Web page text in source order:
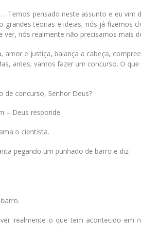
Temos pensado neste assunto e eu vim
grandes teorias e ideias, nós já fizemos
ver, nós realmente não precisamos mais
amor e justiça, balança a cabeça,
antes, vamos fazer um concurso. O que
de concurso, Senhor Deus?
– Deus responde.
o cientista.
pegando um punhado de barro e diz:
realmente o que tem acontecido em